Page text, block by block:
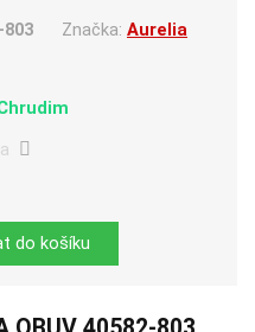
803 Značka: Aurelia
do košíku